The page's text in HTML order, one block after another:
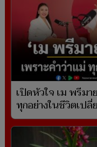
เปิดหัวใจ เม พรีมา
ทุกอย่างในชีวิตเป